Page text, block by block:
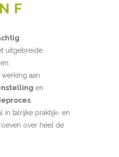
F
uitgebreide
aan
en
in talrijke praktijk- en
over heel de